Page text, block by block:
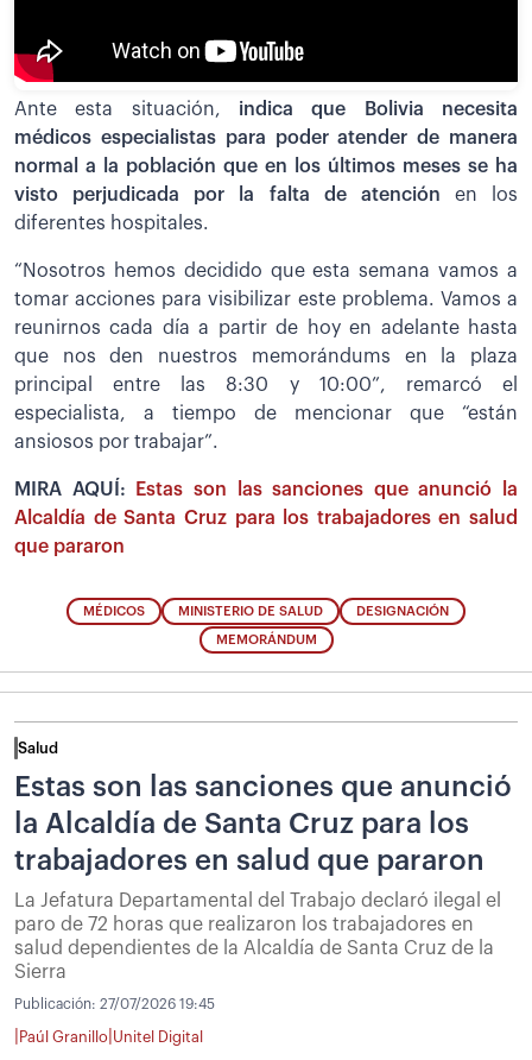
Ante esta situación, indica que Bolivia necesita
médicos especialistas para poder atender de manera
normal a la población que en los últimos meses se ha
visto perjudicada por la falta de atención en los
diferentes hospitales.
“Nosotros hemos decidido que esta semana vamos a
tomar acciones para visibilizar este problema. Vamos a
reunirnos cada día a partir de hoy en adelante hasta
que nos den nuestros memorándums en la plaza
principal entre las 8:30 y 10:00”, remarcó el
especialista, a tiempo de mencionar que “están
ansiosos por trabajar”.
MIRA AQUÍ: Estas son las sanciones que anunció la
Alcaldía de Santa Cruz para los trabajadores en salud
que pararon
MÉDICOS MINISTERIO DE SALUD DESIGNACIÓN
MEMORÁNDUM
Salud
Estas son las sanciones que anunció
la Alcaldía de Santa Cruz para los
trabajadores en salud que pararon
La Jefatura Departamental del Trabajo declaró ilegal el
paro de 72 horas que realizaron los trabajadores en
salud dependientes de la Alcaldía de Santa Cruz de la
Sierra
Publicación: 27/07/2026 19:45
Paúl Granillo Unitel Digital